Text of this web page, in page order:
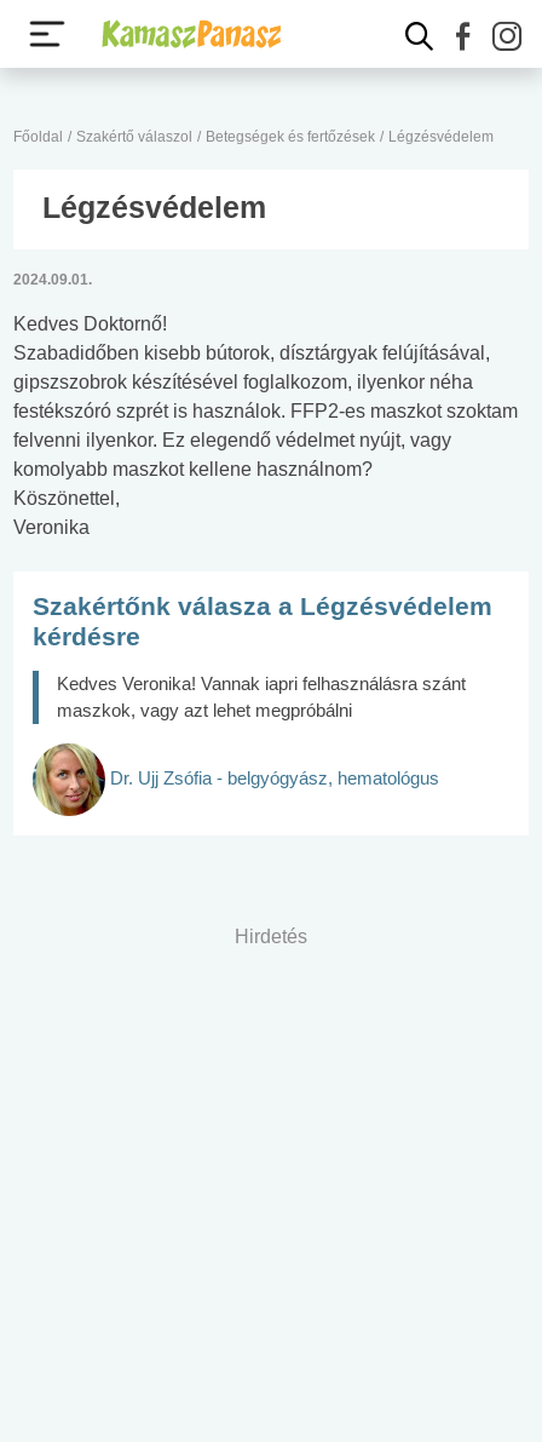
Főoldal / Szakértő válaszol / Betegségek és fertőzések / Légzésvédelem
Légzésvédelem
2024.09.01.
Kedves Doktornő!
Szabadidőben kisebb bútorok, dísztárgyak felújításával,
gipszszobrok készítésével foglalkozom, ilyenkor néha
festékszóró szprét is használok. FFP2-es maszkot szoktam
felvenni ilyenkor. Ez elegendő védelmet nyújt, vagy
komolyabb maszkot kellene használnom?
Köszönettel,
Veronika
Szakértőnk válasza a Légzésvédelem
kérdésre
Kedves Veronika! Vannak iapri felhasználásra szánt
maszkok, vagy azt lehet megpróbálni
Dr. Ujj Zsófia - belgyógyász, hematológus
Hirdetés